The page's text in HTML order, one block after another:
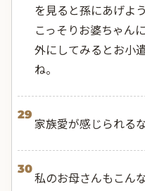
を見ると孫にあげよ
こっそりお婆ちゃん
外にしてみるとお小
ね。
29
家族愛が感じられる
30
私のお母さんもこん